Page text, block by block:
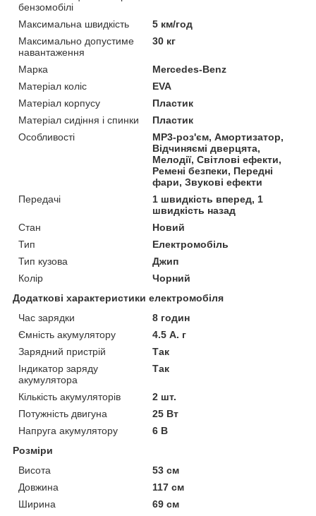
бензомобілі
Максимальна швидкість
5 км/год
Максимально допустиме
навантаження
30 кг
Марка
Mercedes-Benz
Матеріал коліс
EVA
Матеріал корпусу
Пластик
Матеріал сидіння і спинки
Пластик
Особливості
MP3-роз'єм, Амортизатор,
Відчиняємі дверцята,
Мелодії, Світлові ефекти,
Ремені безпеки, Передні
фари, Звукові ефекти
Передачі
1 швидкість вперед, 1
швидкість назад
Стан
Новий
Тип
Електромобіль
Тип кузова
Джип
Колір
Чорний
Додаткові характеристики електромобіля
Час зарядки
8 годин
Ємність акумулятору
4.5 А. г
Зарядний пристрій
Так
Індикатор заряду
акумулятора
Так
Кількість акумуляторів
2 шт.
Потужність двигуна
25 Вт
Напруга акумулятору
6 В
Розміри
Висота
53 см
Довжина
117 см
Ширина
69 см